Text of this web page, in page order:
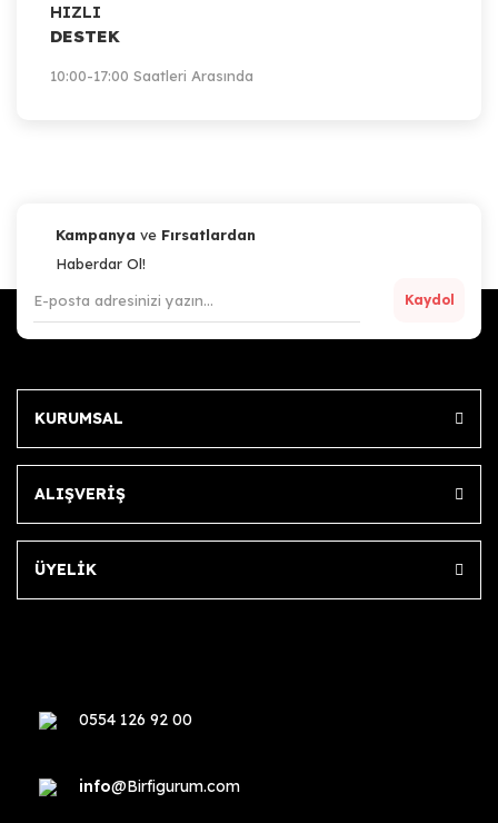
HIZLI
DESTEK
10:00-17:00 Saatleri Arasında
Kampanya ve Fırsatlardan
Haberdar Ol!
Kaydol
KURUMSAL
ALIŞVERİŞ
ÜYELİK
0554 126 92 00
info@Birfigurum.com